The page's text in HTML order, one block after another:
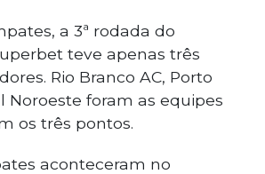
a 3ª rodada do
teve apenas três
Rio Branco AC, Porto
Noroeste foram as equipes
os três pontos.
aconteceram no